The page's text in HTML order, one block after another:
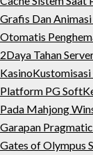
Grafis Dan
Otomatis
2Daya Tahan
KasinoKustomisasi
Platform PG Soft
Pada Mahjong
Garapan
Gates of Olympus